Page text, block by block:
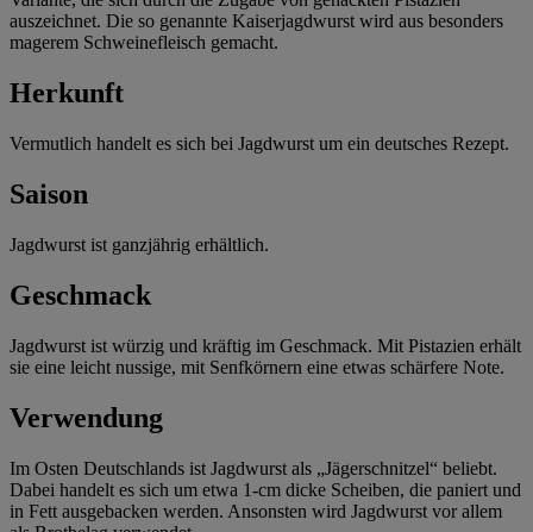
auszeichnet. Die so genannte Kaiserjagdwurst wird aus besonders
magerem Schweinefleisch gemacht.
Herkunft
Vermutlich handelt es sich bei Jagdwurst um ein deutsches Rezept.
Saison
Jagdwurst ist ganzjährig erhältlich.
Geschmack
Jagdwurst ist würzig und kräftig im Geschmack. Mit Pistazien erhält
sie eine leicht nussige, mit Senfkörnern eine etwas schärfere Note.
Verwendung
Im Osten Deutschlands ist Jagdwurst als „Jägerschnitzel“ beliebt.
Dabei handelt es sich um etwa 1-cm dicke Scheiben, die paniert und
in Fett ausgebacken werden. Ansonsten wird Jagdwurst vor allem